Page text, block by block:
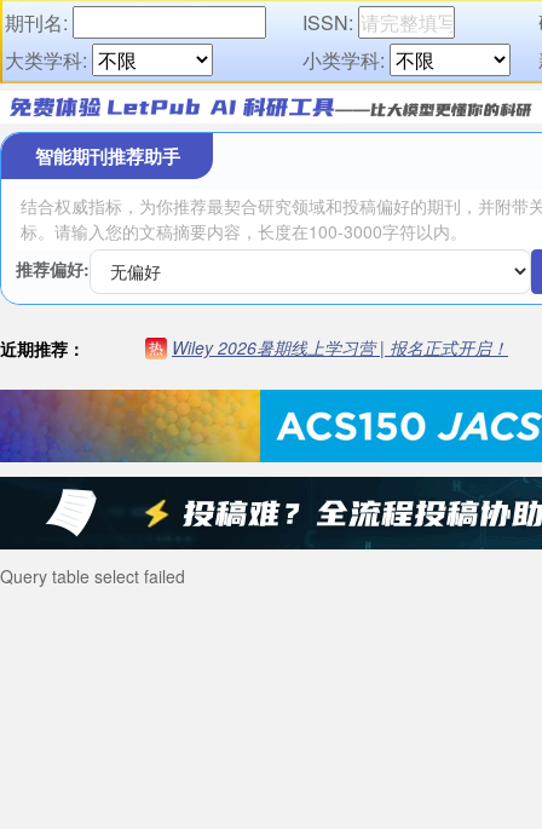
期刊名: ISSN:
大类学科:
小类学科:
智能期刊推荐助手
推荐偏好:
近期推荐： 热 Wiley 2026暑期线上学习营 | 报名正式开启！
Query table select failed